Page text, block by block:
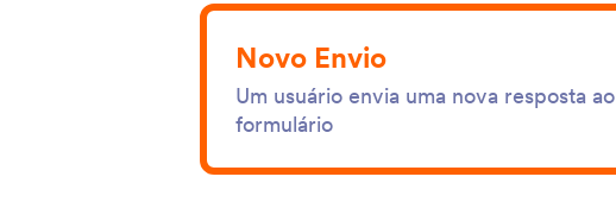
Novo Envio
Um usuário envia uma nova resposta ao
formulário